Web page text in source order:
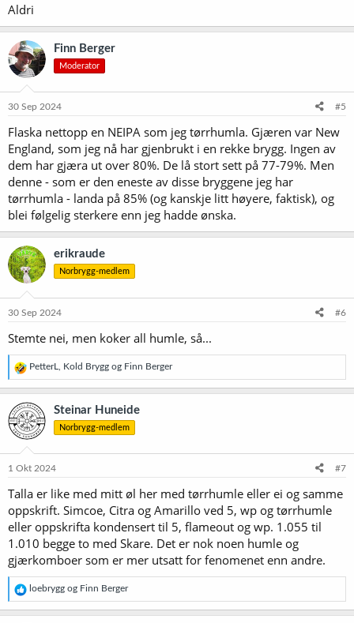
Aldri
Finn Berger
Moderator
30 Sep 2024 #5
Flaska nettopp en NEIPA som jeg tørrhumla. Gjæren var New
England, som jeg nå har gjenbrukt i en rekke brygg. Ingen av
dem har gjæra ut over 80%. De lå stort sett på 77-79%. Men
denne - som er den eneste av disse bryggene jeg har
tørrhumla - landa på 85% (og kanskje litt høyere, faktisk), og
blei følgelig sterkere enn jeg hadde ønska.
erikraude
Norbrygg-medlem
30 Sep 2024 #6
Stemte nei, men koker all humle, så...
R
e
a
k
s
j
o
e
:
PetterL Kold Brygg og Finn Berger
Steinar Huneide
Norbrygg-medlem
1 Okt 2024 #7
Talla er like med mitt øl her med tørrhumle eller ei og samme
oppskrift. Simcoe, Citra og Amarillo ved 5, wp og tørrhumle
eller oppskrifta kondensert til 5, flameout og wp. 1.055 til
1.010 begge to med Skare. Det er nok noen humle og
gjærkomboer som er mer utsatt for fenomenet enn andre.
R
e
a
loebrygg og Finn Berger